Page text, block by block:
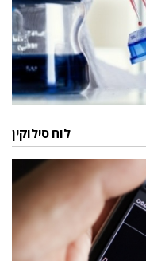
לוח סילוקין